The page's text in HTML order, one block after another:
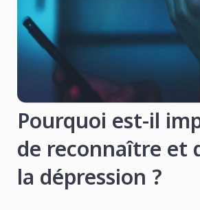
Pourquoi est-il
de reconnaître et
la dépression ?